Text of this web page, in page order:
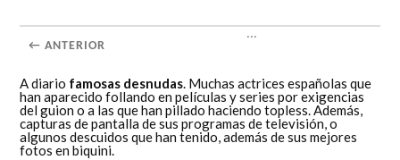
← ANTERIOR
...
A diario famosas desnudas. Muchas actrices españolas que
han aparecido follando en películas y series por exigencias
del guion o a las que han pillado haciendo topless. Además,
capturas de pantalla de sus programas de televisión, o
algunos descuidos que han tenido, además de sus mejores
fotos en biquini.